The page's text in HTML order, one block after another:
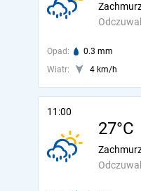
Opad: 0.3 mm
Wiatr:
4 km/h
11:00
27°C